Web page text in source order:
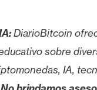
DiarioBitcoin
sobre
IA,